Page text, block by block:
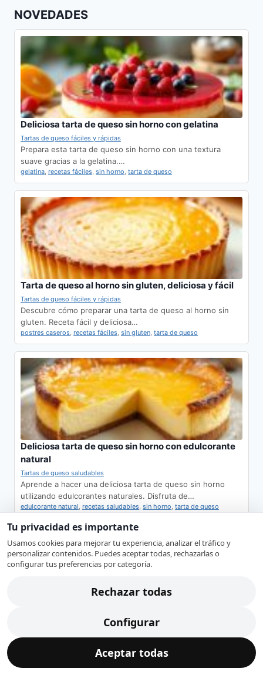
NOVEDADES
Deliciosa tarta de queso sin horno con gelatina
Tartas de queso fáciles y rápidas
Prepara esta tarta de queso sin horno con una textura
suave gracias a la gelatina.…
gelatina, recetas fáciles, sin horno, tarta de queso
Tarta de queso al horno sin gluten, deliciosa y fácil
Tartas de queso fáciles y rápidas
Descubre cómo preparar una tarta de queso al horno sin
gluten. Receta fácil y deliciosa…
postres caseros, recetas fáciles, sin gluten, tarta de queso
Deliciosa tarta de queso sin horno con edulcorante
natural
Tartas de queso saludables
Aprende a hacer una deliciosa tarta de queso sin horno
utilizando edulcorantes naturales. Disfruta de…
edulcorante natural, recetas saludables, sin horno, tarta de queso
Tarta de queso sin horno sin azúcar: opciones
Aprende a hacer una tarta de queso sin horno y sin azúcar.
Explora sustituciones saludables…
Tu privacidad es importante
Usamos cookies para mejorar tu experiencia, analizar el tráfico y
personalizar contenidos. Puedes aceptar todas, rechazarlas o
configurar tus preferencias por categoría.
Rechazar todas
Configurar
Aceptar todas